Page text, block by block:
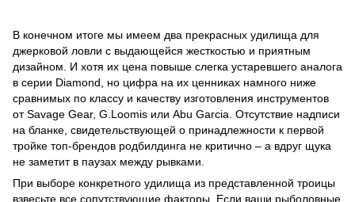
В конечном итоге мы имеем два прекрасных удилища для
джерковой ловли с выдающейся жесткостью и приятным
дизайном. И хотя их цена повыше слегка устаревшего аналога
в серии Diamond, но цифра на их ценниках намного ниже
сравнимых по классу и качеству изготовления инструментов
от Savage Gear, G.Loomis или Abu Garcia. Отсутствие надписи
на бланке, свидетельствующей о принадлежности к первой
тройке топ-брендов родбилдинга не критично – а вдруг щука
не заметит в паузах между рывками.
При выборе конкретного удилища из представленной троицы
взвесьте все сопутствующие факторы. Если ваши рыболовные